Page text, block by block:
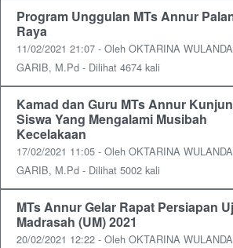
Program Unggulan MTs Annur
Raya
11/02/2021 21:07 - Oleh OKTARINA
GARIB, M.Pd - Dilihat 4674 kali
Kamad dan Guru MTs Annur
Siswa Yang Mengalami Musibah
Kecelakaan
17/02/2021 11:05 - Oleh OKTARINA
GARIB, M.Pd - Dilihat 5002 kali
MTs Annur Gelar Rapat Persiapan
Madrasah (UM) 2021
20/02/2021 12:22 - Oleh OKTARINA